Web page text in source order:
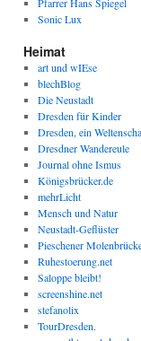
Sonic Lux
Heimat
art und wIEse
blechBlog
Die Neustadt
Dresden für Kinder
Dresden, ein
Dresdner Wandereule
Journal ohne Ismus
Königsbrücker.de
mehrLicht
Mensch und Natur
Neustadt-Geflüster
Pieschener
Ruhestoerung.net
Saloppe bleibt!
screenshine.net
stefanolix
TourDresden.